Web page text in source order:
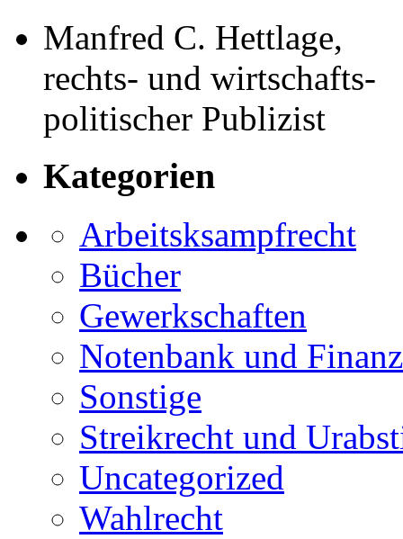
Manfred C. Hettlage,
rechts- und wirtschafts-
politischer Publizist
Kategorien
Arbeitsksampfrecht
Bücher
Gewerkschaften
Notenbank und
Sonstige
Streikrecht und
Uncategorized
Wahlrecht